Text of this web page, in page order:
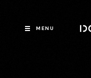
MENU